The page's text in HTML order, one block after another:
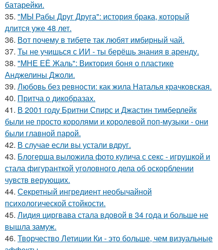
батарейки.
35. "МЫ Рабы Друг Друга": история брака, который
длится уже 48 лет.
36. Вот почему в тибете так любят имбирный чай.
37. Ты не учишься с ИИ - ты берёшь знания в аренду.
38. "МНЕ ЕЁ Жаль": Виктория боня о пластике
Анджелины Джоли.
39. Любовь без ревности: как жила Наталья крачковская.
40. Притча о дикобразах.
41. В 2001 году Бритни Спирс и Джастин тимберлейк
были не просто королями и королевой поп-музыки - они
были главной парой.
42. В случае если вы устали вдруг.
43. Блогерша выложила фото кулича с секс - игрушкой и
стала фигуранткой уголовного дела об оскорблении
чувств верующих.
44. Секретный ингредиент необычайной
психологической стойкости.
45. Лидия циргвава стала вдовой в 34 года и больше не
вышла замуж.
46. Творчество Летиции Ки - это больше, чем визуальные